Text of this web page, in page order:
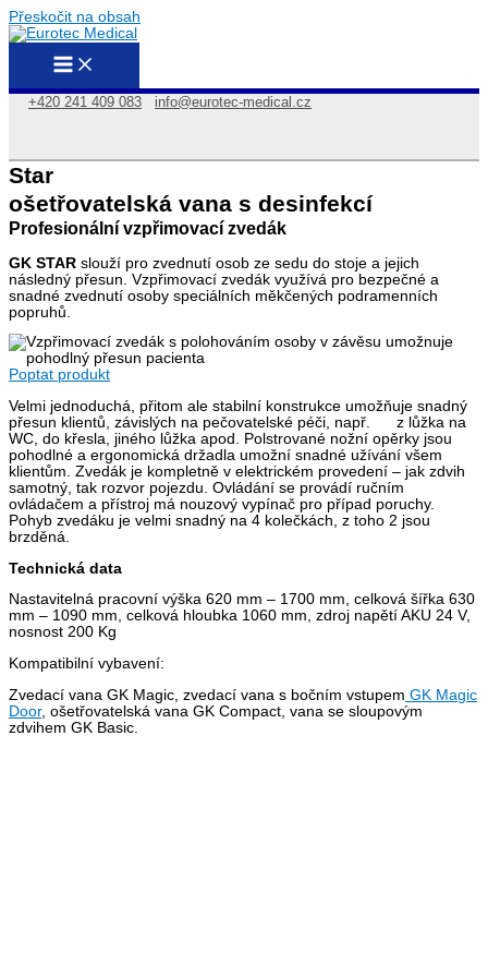
Přeskočit na obsah
+420 241 409 083 info@eurotec-medical.cz
Star
ošetřovatelská vana s desinfekcí
Profesionální vzpřimovací zvedák
GK STAR slouží pro zvednutí osob ze sedu do stoje a jejich
následný přesun. Vzpřimovací zvedák využívá pro bezpečné a
snadné zvednutí osoby speciálních měkčených podramenních
popruhů.
Poptat produkt
Velmi jednoduchá, přitom ale stabilní konstrukce umožňuje snadný
přesun klientů, závislých na pečovatelské péči, např. z lůžka na
WC, do křesla, jiného lůžka apod. Polstrované nožní opěrky jsou
pohodlné a ergonomická držadla umožní snadné užívání všem
klientům. Zvedák je kompletně v elektrickém provedení – jak zdvih
samotný, tak rozvor pojezdu. Ovládání se provádí ručním
ovládačem a přístroj má nouzový vypínač pro případ poruchy.
Pohyb zvedáku je velmi snadný na 4 kolečkách, z toho 2 jsou
brzděná.
Technická data
Nastavitelná pracovní výška 620 mm – 1700 mm, celková šířka 630
mm – 1090 mm, celková hloubka 1060 mm, zdroj napětí AKU 24 V,
nosnost 200 Kg
Kompatibilní vybavení:
Zvedací vana GK Magic, zvedací vana s bočním vstupem GK Magic
Door, ošetřovatelská vana GK Compact, vana se sloupovým
zdvihem GK Basic.